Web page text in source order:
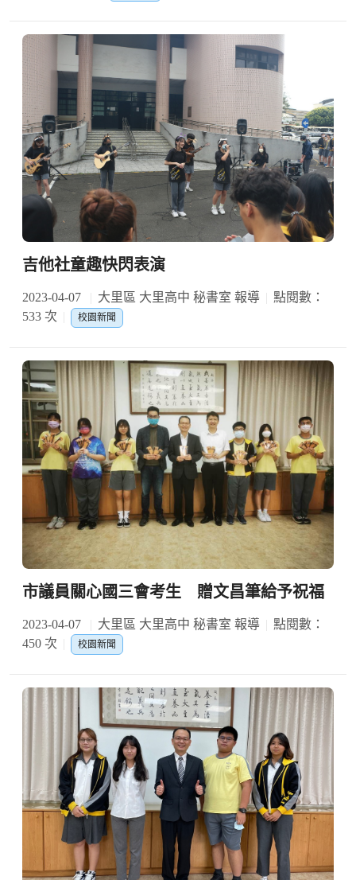
吉他社童趣快閃表演
2023-04-07 大里區 大里高中 秘書室 報導
點閱數：
533 次
校園新聞
市議員關心國三會考生 贈文昌筆給予祝福
2023-04-07 大里區 大里高中 秘書室 報導
點閱數：
450 次
校園新聞